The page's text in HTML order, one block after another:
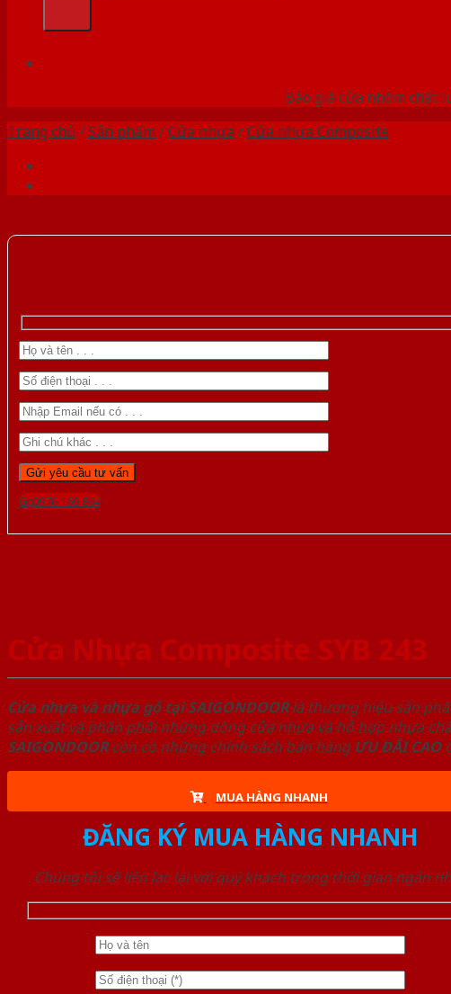
Báo giá cửa nhôm chất
Trang chủ /Sản phẩm /Cửa nhựa /Cửa nhựa Composite
Gọi 0976.169.864
Cửa Nhựa Composite SYB 243
Cửa nhựa và nhựa gỗ tại SAIGONDOORlà thương hiệu sản
sản xuất và phân phối những dòng cửa nhựa và hỗ hợp nhựa
SAIGONDOORcòn có những chính sách bán hàng ƯU ĐÃI CAO
MUA HÀNG NHANH
ĐĂNG KÝ MUA HÀNG NHANH
Chúng tôi sẽ liên lạc lại với quý khách trong thời gian ngắn